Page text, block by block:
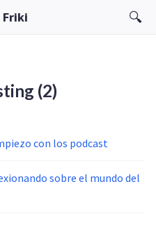
Friki 🔍
(2)
con los podcast
sobre el mundo del